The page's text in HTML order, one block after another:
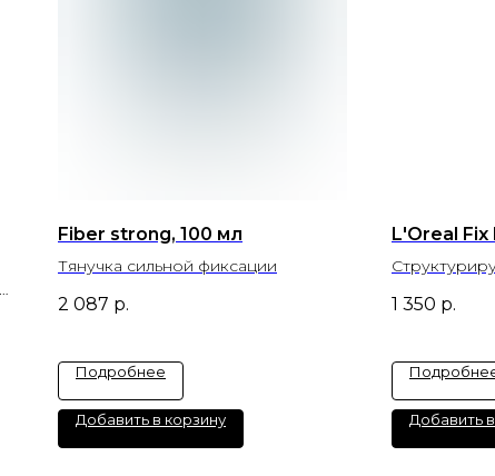
Fiber strong, 100 мл
Тянучка сильной фиксации
2 087 р.
Подробнее
Добавить в корзину
L'Oreal Fix
1 350 р.
Добавить